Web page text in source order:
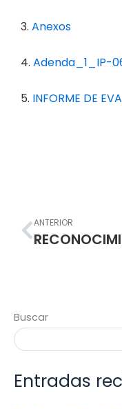
3. Anexos
4. Adenda_1_IP-
5. INFORME DE
Prev
ANTERIOR
Buscar
Entradas